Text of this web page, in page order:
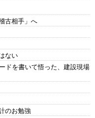
古相手」へ
ない
ドを書いて悟った、建設現場
のお勉強